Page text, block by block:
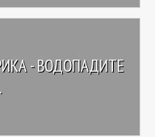
- ВОДОПАДИТЕ